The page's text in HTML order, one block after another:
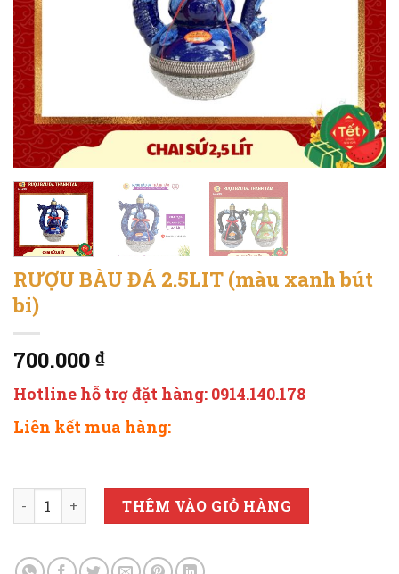
RƯỢU BÀU ĐÁ 2.5LIT (màu xanh bút
bi)
700.000 ₫
Hotline hỗ trợ đặt hàng: 0914.140.178
Liên kết mua hàng:
RƯỢU BÀU ĐÁ 2.5LIT (màu xanh bút bi) số lượng
THÊM VÀO GIỎ HÀNG